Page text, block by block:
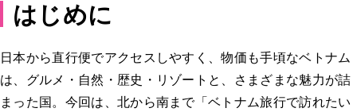
はじめに
日本から直行便でアクセスしやすく、物価も手頃なベトナム
は、グルメ・自然・歴史・リゾートと、さまざまな魅力が詰
まった国。今回は、北から南まで「ベトナム旅行で訪れたい